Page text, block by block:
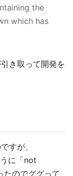
the
which has
き取って開発を
すが、
に「not
たのでググって